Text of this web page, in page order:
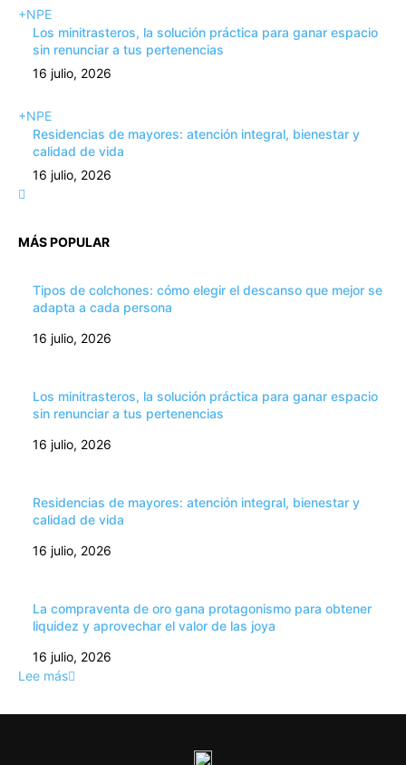
+NPE
Los minitrasteros, la solución práctica para ganar espacio
sin renunciar a tus pertenencias
16 julio, 2026
+NPE
Residencias de mayores: atención integral, bienestar y
calidad de vida
16 julio, 2026
MÁS POPULAR
Tipos de colchones: cómo elegir el descanso que mejor se
adapta a cada persona
16 julio, 2026
Los minitrasteros, la solución práctica para ganar espacio
sin renunciar a tus pertenencias
16 julio, 2026
Residencias de mayores: atención integral, bienestar y
calidad de vida
16 julio, 2026
La compraventa de oro gana protagonismo para obtener
liquidez y aprovechar el valor de las joya
16 julio, 2026
Lee más